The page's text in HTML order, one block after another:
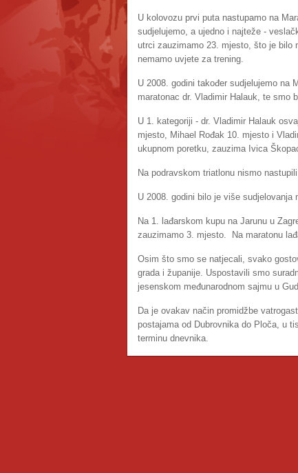
U kolovozu prvi puta nastupamo na
sudjelujemo, a ujedno i najteže -
utrci zauzimamo 23. mjesto, što je bilo
nemamo uvjete za trening.
U 2008. godini također sudjelujemo na
maratonac dr. Vladimir Halauk, te smo
U 1. kategoriji - dr. Vladimir Halauk
mjesto, Mihael Rođak 10. mjesto i
ukupnom poretku, zauzima Ivica
Na podravskom triatlonu nismo
U 2008. godini bilo je više
Na 1. lađarskom kupu na Jarunu u
zauzimamo 3. mjesto. Na maratonu
Osim što smo se natjecali, svako
grada i županije. Uspostavili smo
jesenskom međunarodnom sajmu u
Da je ovakav način promidžbe
postajama od Dubrovnika do Ploča, u
terminu dnevnika.